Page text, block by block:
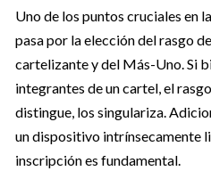
Uno de los puntos cruciales en
pasa por la elección del rasgo
cartelizante y del Más-Uno. Si
integrantes de un cartel, el
distingue, los singulariza.
un dispositivo intrínsecamente
inscripción es fundamental.